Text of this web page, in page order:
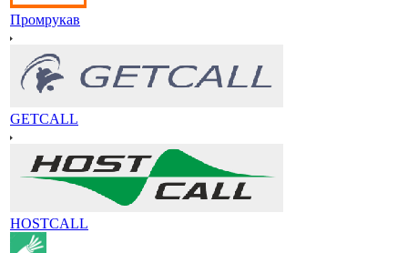
Промрукав
GETCALL
HOSTCALL